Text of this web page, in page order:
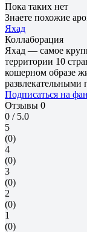
Пока таких нет
Знаете похожие
Яхад
Коллаборация
Яхад — самое
территории 10
кошерном образе
развлекательными
Подписаться на
Отзывы 0
0 / 5.0
5
(0)
4
(0)
3
(0)
2
(0)
1
(0)